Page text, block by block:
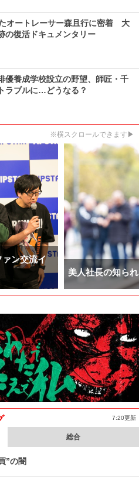
オートレーサー森且行に密着 大
の復活ドキュメンタリー
優養成学校設立の野望、師匠・千
ラブルに…どうなる？
※横スクロールできます▶
ン交流イ
美人社長の知ら
7:20更新
総合
”の闇